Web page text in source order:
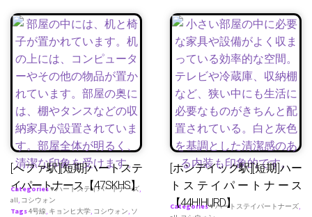
[へファ駅][短期]ハートステ
イパートナース【47SKHS】
Categories♥ ハートステイパートナーズ,
all, コシウォン
Tags4号線, キョンヒ大学, コシウォン, ソ
[ホンデイック駅][短期]ハー
トステイパートナース
【44HIHURD】
Categories♥ ハートステイパートナーズ,